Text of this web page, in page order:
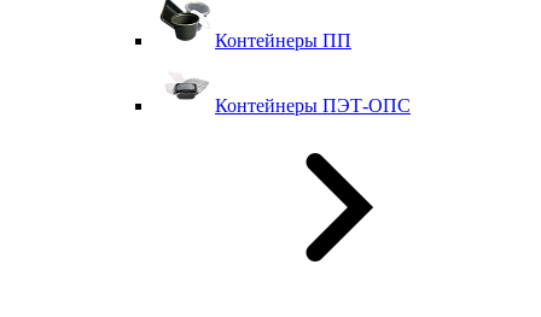
Контейнеры ПП
Контейнеры ПЭТ-ОПС